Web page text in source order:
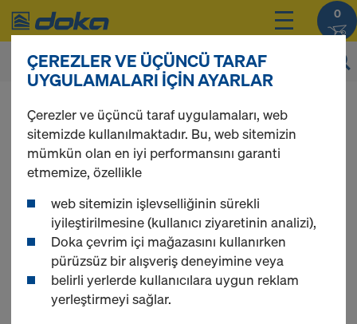
0
görebilirsiniz.
Ahşap kalıp kirişleri
2 ürün bulundu
En çok görüntülenen
ÇEREZLER VE ÜÇÜNCÜ TARAF
UYGULAMALARI IÇIN AYARLAR
Çerezler ve üçüncü taraf uygulamaları, web
sitemizde kullanılmaktadır. Bu, web sitemizin
mümkün olan en iyi performansını garanti
etmemize, özellikle
web sitemizin işlevselliğinin sürekli
iyileştirilmesine (kullanıcı ziyaretinin analizi),
Doka çevrim içi mağazasını kullanırken
pürüzsüz bir alışveriş deneyimine veya
belirli yerlerde kullanıcılara uygun reklam
yerleştirmeyi sağlar.